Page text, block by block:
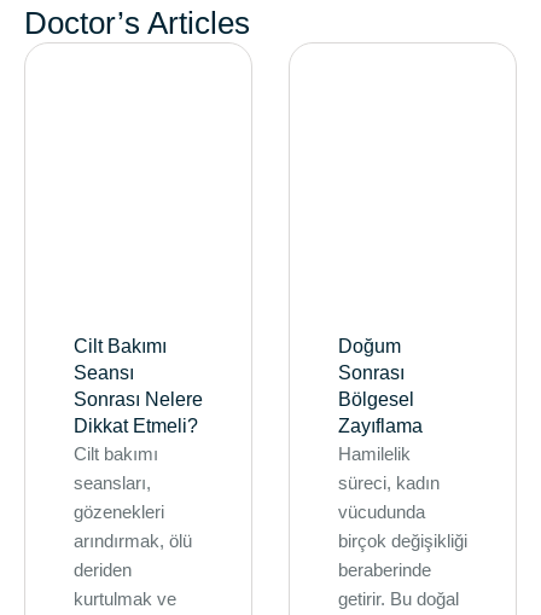
Doctor’s Articles
Cilt Bakımı
Seansı
Sonrası Nelere
Dikkat Etmeli?
Cilt bakımı
seansları,
gözenekleri
arındırmak, ölü
deriden
kurtulmak ve
Doğum
Sonrası
Bölgesel
Zayıflama
Hamilelik
süreci, kadın
vücudunda
birçok değişikliği
beraberinde
getirir. Bu doğal